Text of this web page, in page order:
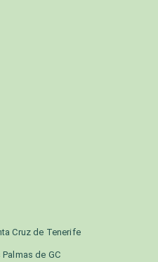
Cruz de Tenerife
de GC